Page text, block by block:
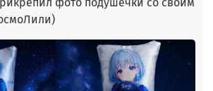
фото подушечки со своим